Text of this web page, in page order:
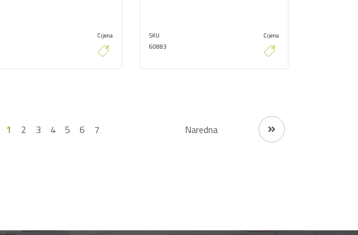
Cijena
SKU
60883
Cijena
1 2 3 4 5 6 7 Naredna